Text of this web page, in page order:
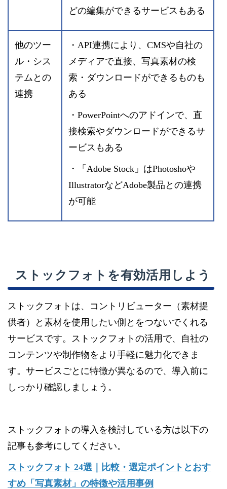
どの編集ができるサービスもある
他のツー
ル・シス
テムとの
連携
・API連携により、CMSや自社の
メディアで直接、写真素材の検
索・ダウンロードができるものも
ある
・PowerPointへのアドインで、直
接検索やダウンロードができるサ
ービスもある
・「Adobe Stock」はPhotoshoや
IllustratorなどAdobe製品との連携
が可能
ストックフォトを有効活用しよう
ストックフォトは、コントリビューター（素材提
供者）と素材を使用したい側とをつないでくれる
サービスです。ストックフォトの活用で、自社の
コンテンツや制作物をより手軽に魅力化できま
す。サービスごとに特徴が異なるので、導入前に
しっかり確認しましょう。
ストックフォトの導入を検討している方は以下の
記事も参考にしてください。
ストックフォト 24選｜比較・選定ポイントとおす
すめ「写真素材」の特徴や活用事例